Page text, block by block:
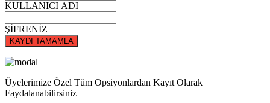
KULLANICI ADI
ŞİFRENİZ
KAYDI TAMAMLA
Üyelerimize Özel Tüm Opsiyonlardan Kayıt Olarak
Faydalanabilirsiniz